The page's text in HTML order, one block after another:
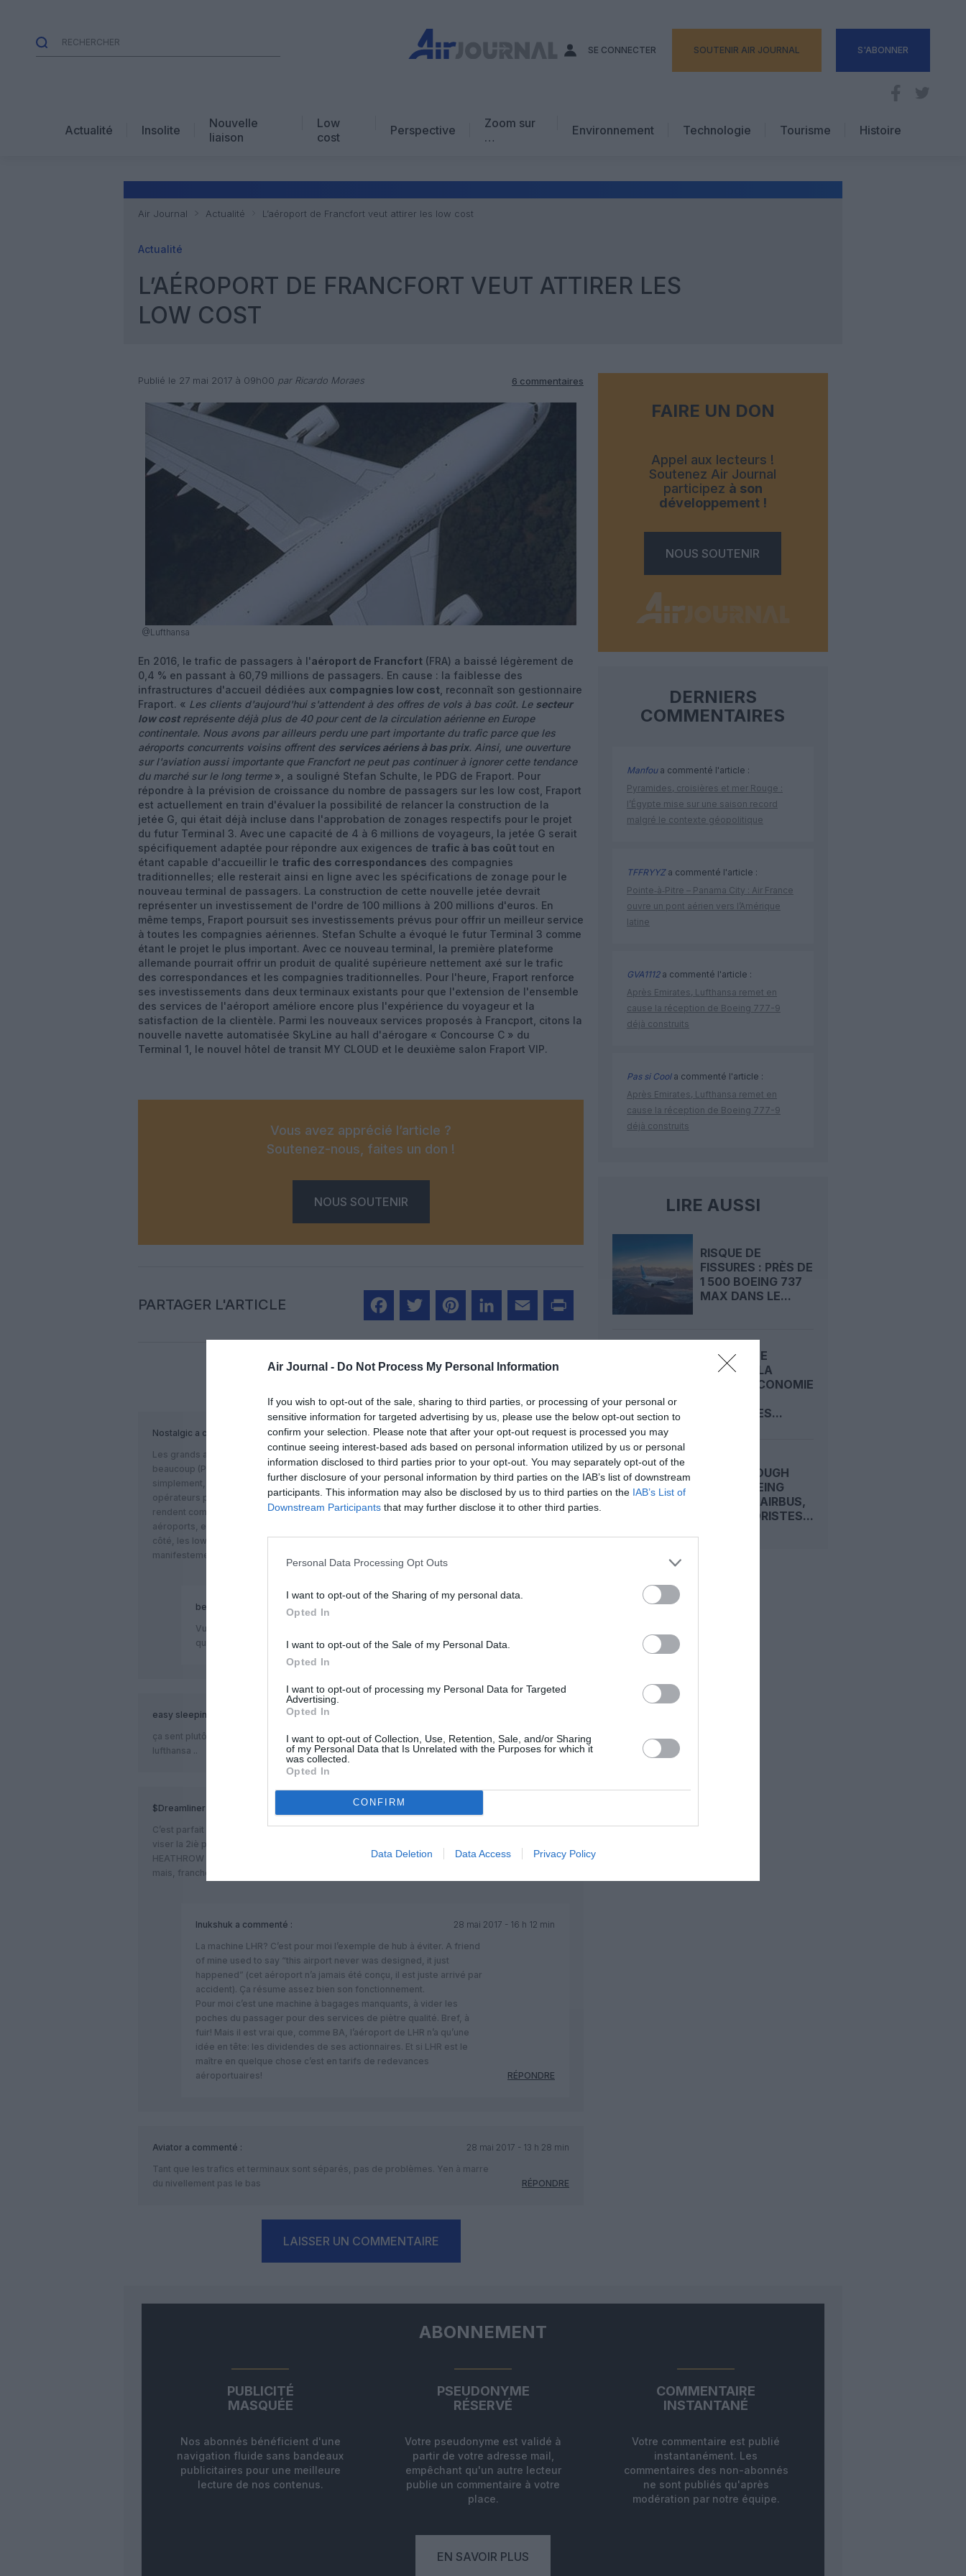
Air Journal - Do Not Process My Personal Information
If you wish to opt-out of the sale, sharing to third parties, or processing of your personal or
sensitive information for targeted advertising by us, please use the below opt-out section to
confirm your selection. Please note that after your opt-out request is processed you may
continue seeing interest-based ads based on personal information utilized by us or personal
information disclosed to third parties prior to your opt-out. You may separately opt-out of the
further disclosure of your personal information by third parties on the IAB’s list of downstream
participants. This information may also be disclosed by us to third parties on the IAB’s List of
Downstream Participants that may further disclose it to other third parties.
Personal Data Processing Opt Outs
I want to opt-out of the Sharing of my personal data.
Opted In
I want to opt-out of the Sale of my Personal Data.
Opted In
I want to opt-out of processing my Personal Data for Targeted
Advertising.
Opted In
I want to opt-out of Collection, Use, Retention, Sale, and/or Sharing
of my Personal Data that Is Unrelated with the Purposes for which it
was collected.
Opted In
CONFIRM
Data Deletion Data Access Privacy Policy
SE CONNECTER SOUTENIR AIR JOURNAL S'ABONNER
Actualité Insolite
Nouvelle
liaison
Low
cost
Perspective
Zoom sur
…
Environnement Technologie
Tourisme
Hôtellerie
Histoire
Air Journal Actualité L’aéroport de Francfort veut attirer les low cost
Actualité
L’AÉROPORT DE FRANCFORT VEUT ATTIRER LES
LOW COST
Publié le 27 mai 2017 à 09h00 par Ricardo Moraes 6 commentaires
@Lufthansa
En 2016, le trafic de passagers à l'aéroport de Francfort (FRA) a baissé légèrement de
0,4 % en passant à 60,79 millions de passagers. En cause : la faiblesse des
infrastructures d'accueil dédiées aux compagnies low cost , reconnaît son gestionnaire
Fraport. « Les clients d'aujourd'hui s'attendent à des offres de vols à bas coût. Le secteur
low costreprésente déjà plus de 40 pour cent de la circulation aérienne en Europe
continentale. Nous avons par ailleurs perdu une part importante du trafic parce que les
aéroports concurrents voisins offrent des services aériens à bas prix. Ainsi, une ouverture
sur l'aviation aussi importante que Francfort ne peut pas continuer à ignorer cette tendance
du marché sur le long terme», a souligné Stefan Schulte, le PDG de Fraport. Pour
répondre à la prévision de croissance du nombre de passagers sur les low cost, Fraport
est actuellement en train d'évaluer la possibilité de relancer la construction de la
jetée G, qui était déjà incluse dans l'approbation de zonages respectifs pour le projet
du futur Terminal 3. Avec une capacité de 4 à 6 millions de voyageurs, la jetée G serait
spécifiquement adaptée pour répondre aux exigences de trafic à bas coût tout en
étant capable d'accueillir le trafic des correspondances des compagnies
traditionnelles; elle resterait ainsi en ligne avec les spécifications de zonage pour le
nouveau terminal de passagers. La construction de cette nouvelle jetée devrait
représenter un investissement de l'ordre de 100 millions à 200 millions d'euros. En
même temps, Fraport poursuit ses investissements prévus pour offrir un meilleur service
à toutes les compagnies aériennes. Stefan Schulte a évoqué le futur Terminal 3 comme
étant le projet le plus important. Avec ce nouveau terminal, la première plateforme
allemande pourrait offrir un produit de qualité supérieure nettement axé sur le trafic
des correspondances et les compagnies traditionnelles. Pour l'heure, Fraport renforce
ses investissements dans deux terminaux existants pour que l'extension de l'ensemble
des services de l'aéroport améliore encore plus l'expérience du voyageur et la
satisfaction de la clientèle. Parmi les nouveaux services proposés à Francport, citons la
nouvelle navette automatisée SkyLine au hall d'aérogare « Concourse C » du
Terminal 1, le nouvel hôtel de transit MY CLOUD et le deuxième salon Fraport VIP.
Vous avez apprécié l’article ?
Soutenez-nous, faites un don !
NOUS SOUTENIR
PARTAGER L'ARTICLE
Nostalgic a commenté :
27 mai 2017 - 10 h 17 min
Les grands aéroports ont longtemps snobé les compagnies low-cost et
beaucoup (Paris, Bruxelles, …)les considèrent encore avec dédain ou, tout
simplement, veulent avant tout protéger leur compagnie “nationale”. Les
opérateurs plus intelligents et plus pragmatiques, tels ceux de Fraport, se
rendent compte que les low-cost sont importants aussi pour les grands
aéroports, et prennent des mesures pour les attirer chez eux. Comme, de leur
côté, les low-cost ne répugnent plus à fréquenter les grands aéroports, il y a
manifestement moyen de s’entendre …
bencello a commenté :
Vu la part de marché d’easyjet a CDG, vueling a orly… je doute
qu’ADP “snobe” les low cost.
easy sleeping pilot a commenté :
ça sent plutôt le terminal pour eurowings et les vols plus vacances du groupe
lufthansa ..
RÉPONDRE
$Dreamliner
C’est parfait pour accroître le nombre des passagers annuels là à Franckort et
viser la 2iè place européenne apres bien sûr le géant et le maitre LA MACHINE
HEATHROW !
mais, franchement,c’est oas une bonne nouvelle pour le groupe LUFTHANSA !!!
Inukshuk a commenté :
28 mai 2017 - 16 h 12 min
La machine LHR? C’est pour moi l’exemple de hub à éviter. A friend
of mine used to say “this airport never was designed, it just
happened” (cet aéroport n’a jamais été conçu, il est juste arrivé par
accident). Ça résume assez bien son fonctionnement.
Pour moi c’est une machine à bagages manquants, à vider les
poches du passager pour des services de piètre qualité. Bref, à
fuir! Mais il est vrai que, comme BA, l’aéroport de LHR n’a qu’une
idée en tête: les dividendes de ses actionnaires. Et si LHR est le
maître en quelque chose c’est en tarifs de redevances
aéroportuaires!
RÉPONDRE
Aviator a commenté :
28 mai 2017 - 13 h 28 min
Tant que les trafics et terminaux sont séparés, pas de problèmes. Yen à marre
du nivellement pas le bas
RÉPONDRE
LAISSER UN COMMENTAIRE
FAIRE UN DON
Appel aux lecteurs !
Soutenez Air Journal
participez à son
développement !
NOUS SOUTENIR
DERNIERS
COMMENTAIRES
Manfoua commenté l'article :
Pyramides, croisières et mer Rouge :
l’Égypte mise sur une saison record
malgré le contexte géopolitique
TFFRYYZa commenté l'article :
Pointe‑à‑Pitre – Panama City : Air France
ouvre un pont aérien vers l’Amérique
latine
GVA1112a commenté l'article :
Après Emirates, Lufthansa remet en
cause la réception de Boeing 777-9
déjà construits
Pas si Coola commenté l'article :
Après Emirates, Lufthansa remet en
cause la réception de Boeing 777-9
déjà construits
LIRE AUSSI
RISQUE DE
FISSURES : PRÈS DE
1 500 BOEING 737
MAX DANS LE...
CARNET DE
VOYAGE : LA
CLASSE ECONOMIE
D’EMIRATES...
FARNBOROUGH
2026 : BOEING
DEVANCE AIRBUS,
LES MOTORISTES...
ABONNEMENT
PUBLICITÉ
MASQUÉE
Nos abonnés bénéficient d'une
navigation fluide sans bandeaux
publicitaires pour une meilleure
lecture de nos contenus.
PSEUDONYME
RÉSERVÉ
Votre pseudonyme est validé à
partir de votre adresse mail,
empêchant qu'un autre lecteur
publie un commentaire à votre
place.
COMMENTAIRE
INSTANTANÉ
Votre commentaire est publié
instantanément. Les
commentaires des non-abonnés
ne sont publiés qu'après
modération par notre équipe.
EN SAVOIR PLUS